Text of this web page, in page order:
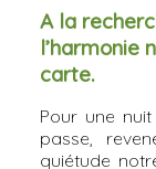
A la
l’harmonie
carte.
Pour une
passe,
quiétude